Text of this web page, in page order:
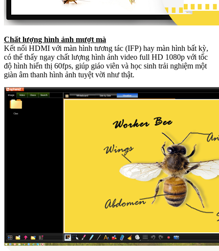
Chất lượng hình ảnh mượt mà
Kết nối HDMI với màn hình tương tác (IFP) hay màn hình bất kỳ,
có thể thấy ngay chất lượng hình ảnh video full HD 1080p với tốc
độ hình hiển thị 60fps, giúp giáo viên và học sinh trải nghiệm một
giàn âm thanh hình ảnh tuyệt vời như thật.